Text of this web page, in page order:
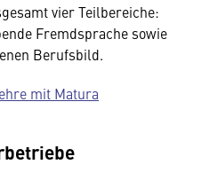
vier Teilbereiche:
Fremdsprache sowie
Berufsbild.
mit Matura